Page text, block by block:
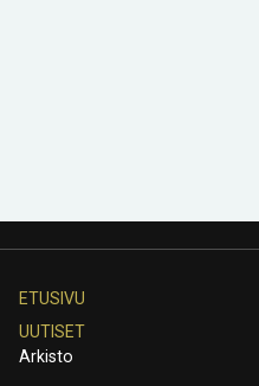
ETUSIVU
UUTISET
Arkisto